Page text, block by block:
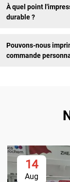
À quel point
durable ?
Pouvons-nous
commande
14
Aug